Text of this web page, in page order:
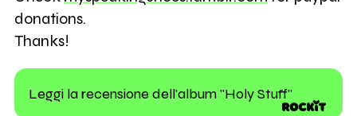
donations.
Thanks!
Leggi la recensione dell'album "Holy Stuff"